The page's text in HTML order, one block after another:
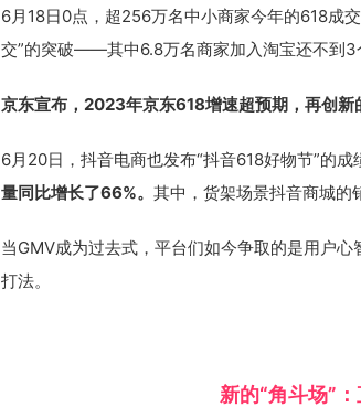
6月18日0点，超256万名中小商家今年的618成
交”的突破——其中6.8万名商家加入淘宝还不到3
京东宣布，2023年京东618增速超预期，再创新
6月20日，抖音电商也发布“抖音618好物节”的成
量同比增长了66%。 其中，货架场景抖音商城的
当GMV成为过去式，平台们如今争取的是用户
打法。
新的“角斗场”